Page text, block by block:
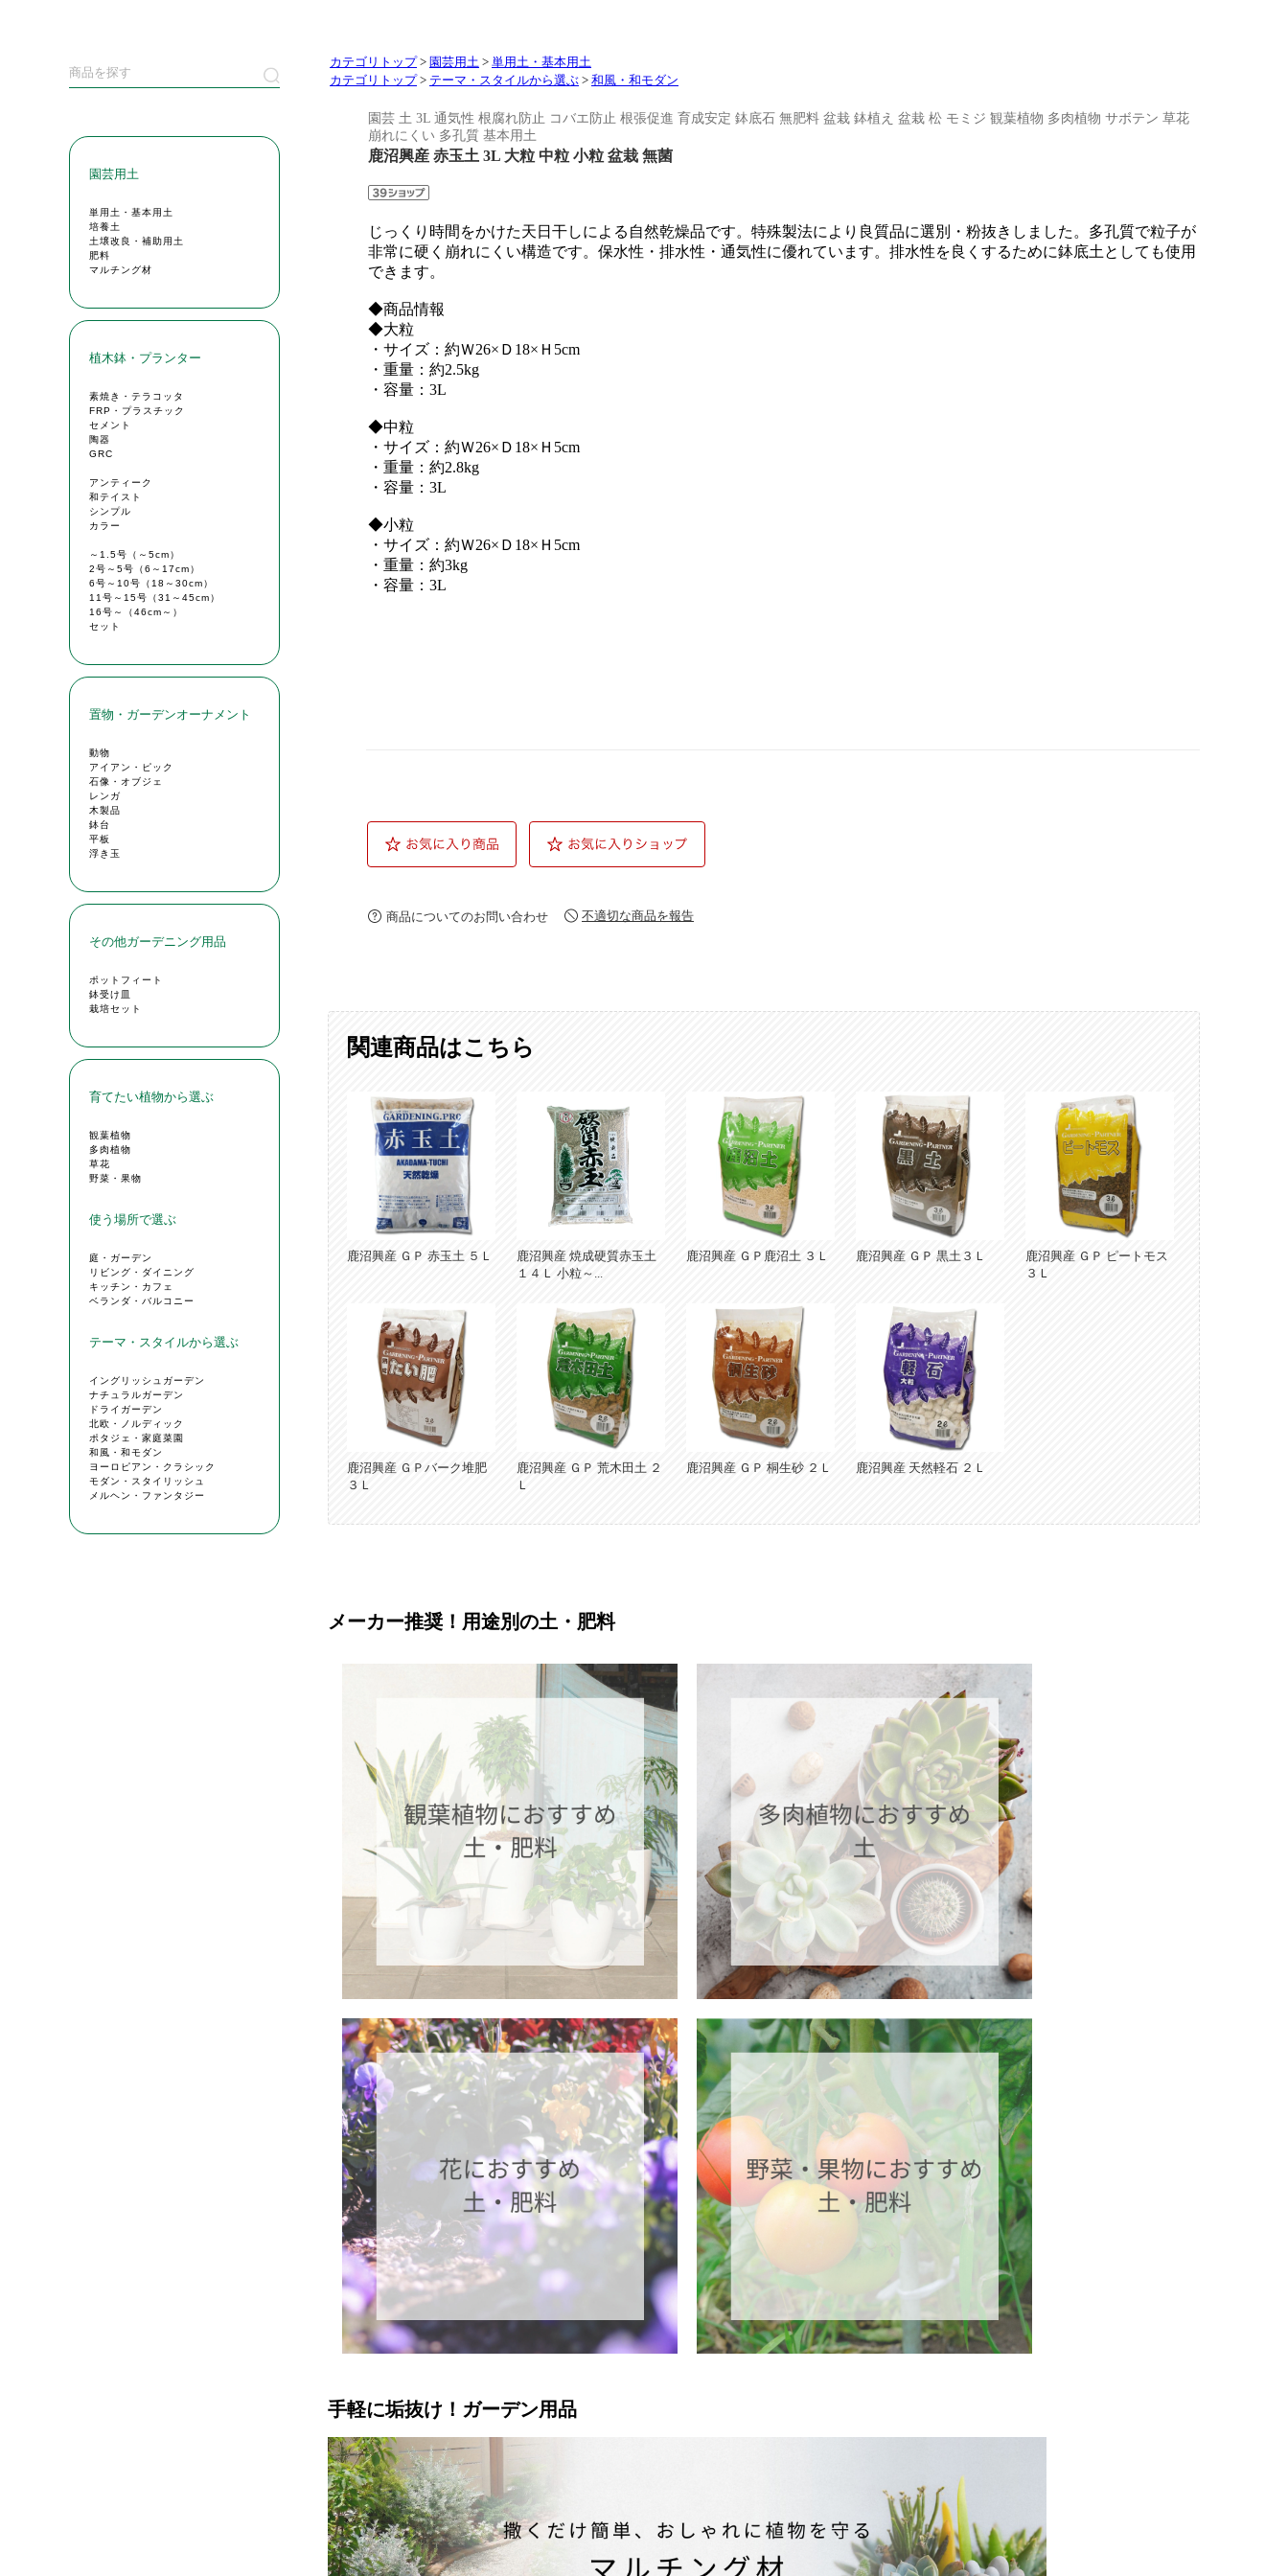
カテゴリトップ > 園芸用土 > 単用土・基本用土
カテゴリトップ > テーマ・スタイルから選ぶ > 和風・和モダン
園芸 土 3L 通気性 根腐れ防止 コバエ防止 根張促進 育成安定 鉢底石 無肥料 盆栽 鉢植え 盆栽 松 モミジ 観葉植物 多肉植物 サボテン 草花
崩れにくい 多孔質 基本用土
鹿沼興産 赤玉土 3L 大粒 中粒 小粒 盆栽 無菌
じっくり時間をかけた天日干しによる自然乾燥品です。特殊製法により良質品に選別・粉抜きしました。多孔質で粒子が
非常に硬く崩れにくい構造です。保水性・排水性・通気性に優れています。排水性を良くするために鉢底土としても使用
できます。
◆商品情報
◆大粒
・サイズ：約Ｗ26×Ｄ18×Ｈ5cm
・重量：約2.5kg
・容量：3L
◆中粒
・サイズ：約Ｗ26×Ｄ18×Ｈ5cm
・重量：約2.8kg
・容量：3L
◆小粒
・サイズ：約Ｗ26×Ｄ18×Ｈ5cm
・重量：約3kg
・容量：3L
商品についてのお問い合わせ 不適切な商品を報告
関連商品はこちら
鹿沼興産 ＧＰ 赤玉土 ５Ｌ
鹿沼興産 焼成硬質赤玉土
１４Ｌ 小粒～...
鹿沼興産 ＧＰ鹿沼土 ３Ｌ 鹿沼興産 ＧＰ 黒土３Ｌ
鹿沼興産 ＧＰ ピートモス
３Ｌ
鹿沼興産 ＧＰバーク堆肥
３Ｌ
鹿沼興産 ＧＰ 荒木田土 ２
Ｌ
鹿沼興産 ＧＰ 桐生砂 ２Ｌ 鹿沼興産 天然軽石 ２Ｌ
メーカー推奨！用途別の土・肥料
手軽に垢抜け！ガーデン用品